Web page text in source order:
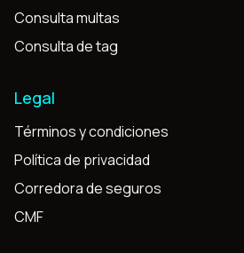
Consulta multas
Consulta de tag
Legal
Términos y condiciones
Política de privacidad
Corredora de seguros
CMF